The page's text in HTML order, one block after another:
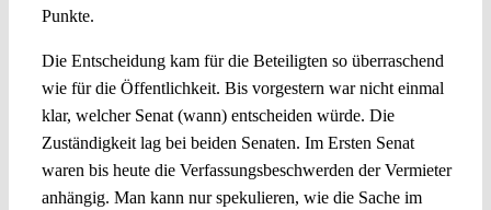
Punkte.
Die Entscheidung kam für die Beteiligten so überraschend
wie für die Öffentlichkeit. Bis vorgestern war nicht einmal
klar, welcher Senat (wann) entscheiden würde. Die
Zuständigkeit lag bei beiden Senaten. Im Ersten Senat
waren bis heute die Verfassungsbeschwerden der Vermieter
anhängig. Man kann nur spekulieren, wie die Sache im